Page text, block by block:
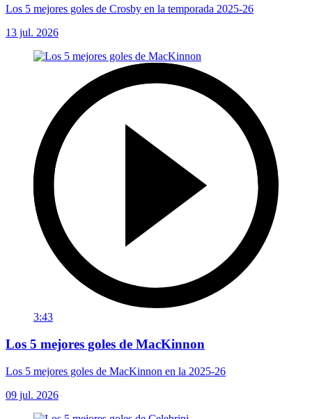
Los 5 mejores goles de Crosby en la temporada 2025-26
13 jul. 2026
3:43
Los 5 mejores goles de MacKinnon
Los 5 mejores goles de MacKinnon en la 2025-26
09 jul. 2026